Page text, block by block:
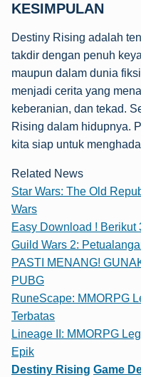
KESIMPULAN
Destiny Rising adalah
takdir dengan penuh
maupun dalam dunia
menjadi cerita yang
keberanian, dan tekad.
Rising dalam hidupnya.
kita siap untuk
Related News
Star Wars: The Old
Wars
Easy Download ! Berikut
Guild Wars 2:
PASTI MENANG!
PUBG
RuneScape: MMORPG
Terbatas
Lineage II: MMORPG
Epik
Destiny Rising Game